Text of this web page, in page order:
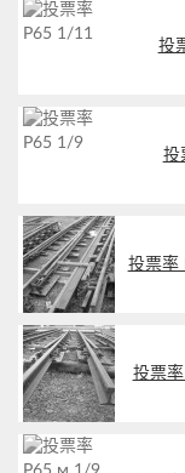
投
投
投票率
投票